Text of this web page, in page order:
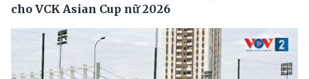
cho VCK Asian Cup nữ 2026